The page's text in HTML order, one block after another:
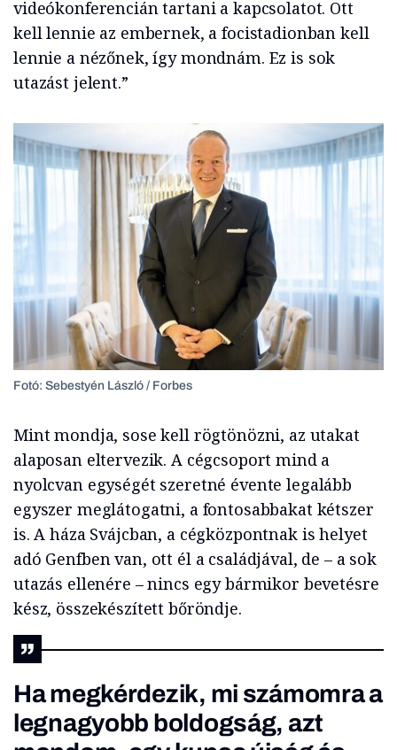
videókonferencián tartani a kapcsolatot. Ott
kell lennie az embernek, a focistadionban kell
lennie a nézőnek, így mondnám. Ez is sok
utazást jelent.”
Fotó: Sebestyén László / Forbes
Mint mondja, sose kell rögtönözni, az utakat
alaposan eltervezik. A cégcsoport mind a
nyolcvan egységét szeretné évente legalább
egyszer meglátogatni, a fontosabbakat kétszer
is. A háza Svájcban, a cégközpontnak is helyet
adó Genfben van, ott él a családjával, de – a sok
utazás ellenére – nincs egy bármikor bevetésre
kész, összekészített bőröndje.
Ha megkérdezik, mi számomra a
legnagyobb boldogság, azt